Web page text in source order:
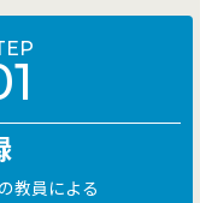
教員による